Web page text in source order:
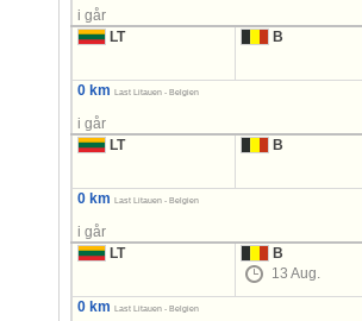
i går
LT
B
0 km
Last Litauen - Belgien
i går
LT
B
0 km Last Litauen - Belgien
i går
LT
B
13 Aug.
0 km Last Litauen - Belgien